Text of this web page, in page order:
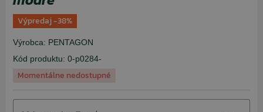
Výpredaj -38%
Výrobca: PENTAGON
Kód produktu: 0-p0284-
Momentálne nedostupné